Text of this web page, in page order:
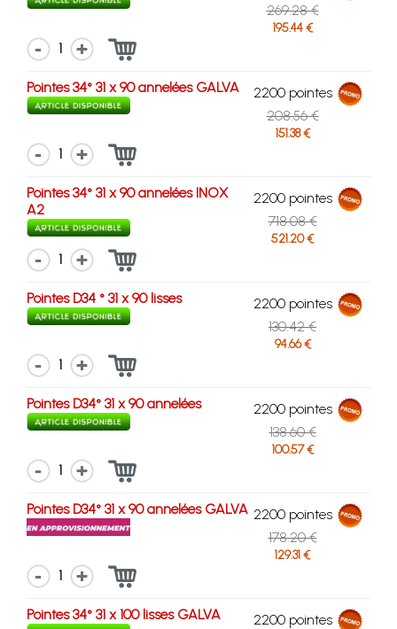
269.28 €
195.44 €
1
Pointes 34° 31 x 90 annelées GALVA
2200 pointes
208.56 €
151.38 €
1
Pointes 34° 31 x 90 annelées INOX
A2
2200 pointes
718.08 €
521.20 €
1
Pointes D34 ° 31 x 90 lisses
2200 pointes
130.42 €
94.66 €
1
Pointes D34° 31 x 90 annelées
2200 pointes
138.60 €
100.57 €
1
Pointes D34° 31 x 90 annelées GALVA 2200 pointes
178.20 €
129.31 €
1
Pointes 34° 31 x 100 lisses GALVA
2200 pointes